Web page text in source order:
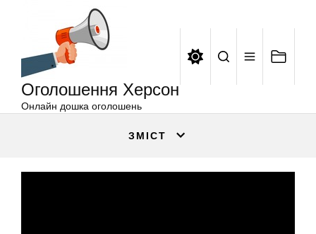
Оголошення Херсон
Онлайн дошка оголошень
ЗМІСТ